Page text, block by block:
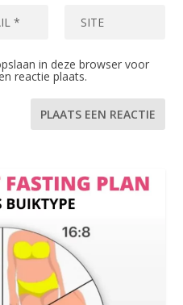
in deze browser voor
reactie plaats.